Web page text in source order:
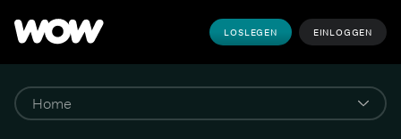
LOSLEGEN EINLOGGEN